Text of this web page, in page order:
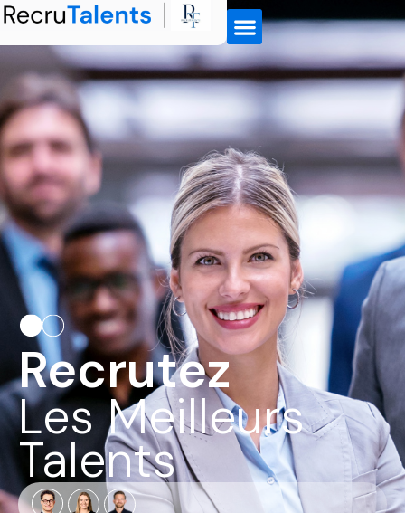
Recrutez
Les Meilleurs
Talents